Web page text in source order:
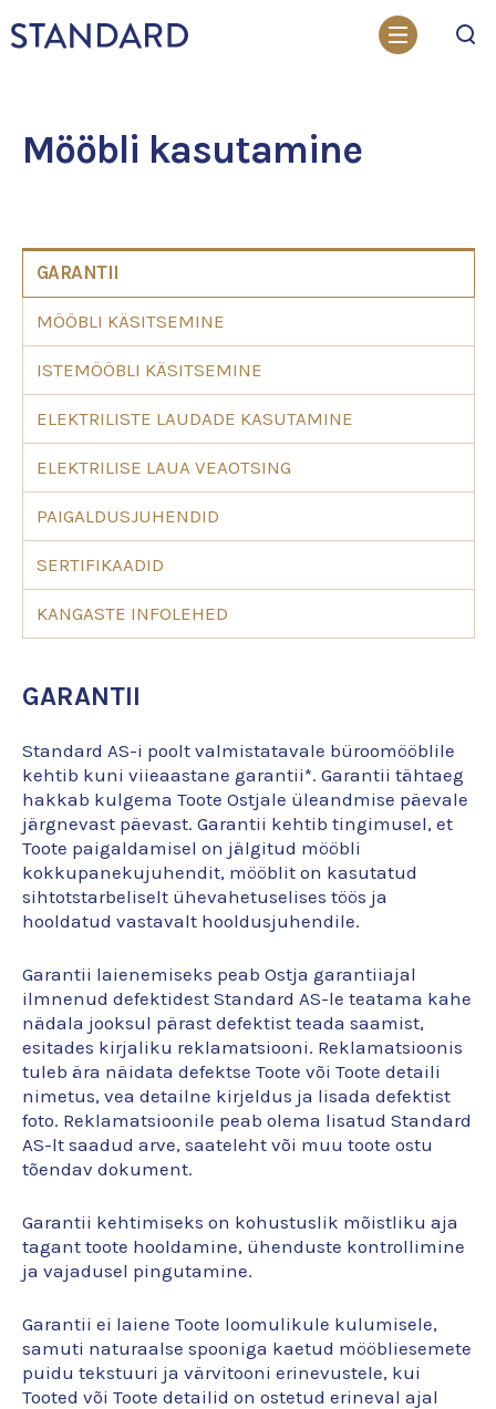
Mööbli kasutamine
GARANTII
MÖÖBLI KÄSITSEMINE
ISTEMÖÖBLI KÄSITSEMINE
ELEKTRILISTE LAUDADE KASUTAMINE
ELEKTRILISE LAUA VEAOTSING
PAIGALDUSJUHENDID
SERTIFIKAADID
KANGASTE INFOLEHED
GARANTII
Standard AS-i poolt valmistatavale büroomööblile
kehtib kuni viieaastane garantii*. Garantii tähtaeg
hakkab kulgema Toote Ostjale üleandmise päevale
järgnevast päevast. Garantii kehtib tingimusel, et
Toote paigaldamisel on jälgitud mööbli
kokkupanekujuhendit, mööblit on kasutatud
sihtotstarbeliselt ühevahetuselises töös ja
hooldatud vastavalt hooldusjuhendile.
Garantii laienemiseks peab Ostja garantiiajal
ilmnenud defektidest Standard AS-le teatama kahe
nädala jooksul pärast defektist teada saamist,
esitades kirjaliku reklamatsiooni. Reklamatsioonis
tuleb ära näidata defektse Toote või Toote detaili
nimetus, vea detailne kirjeldus ja lisada defektist
foto. Reklamatsioonile peab olema lisatud Standard
AS-lt saadud arve, saateleht või muu toote ostu
tõendav dokument.
Garantii kehtimiseks on kohustuslik mõistliku aja
tagant toote hooldamine, ühenduste kontrollimine
ja vajadusel pingutamine.
Garantii ei laiene Toote loomulikule kulumisele,
samuti naturaalse spooniga kaetud mööbliesemete
puidu tekstuuri ja värvitooni erinevustele, kui
Tooted või Toote detailid on ostetud erineval ajal